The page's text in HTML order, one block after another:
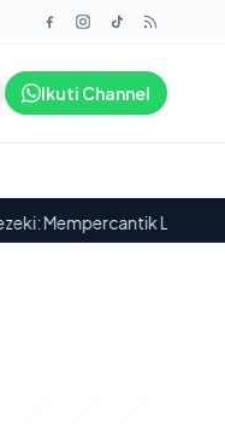
Ikuti Channel
Lingkungan